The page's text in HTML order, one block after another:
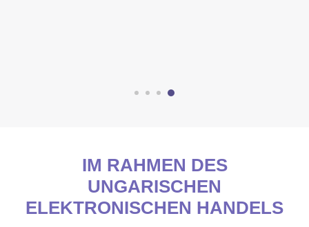
IM RAHMEN DES
UNGARISCHEN
ELEKTRONISCHEN HANDELS